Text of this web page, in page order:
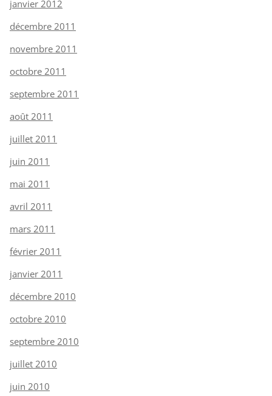
janvier 2012
décembre 2011
novembre 2011
octobre 2011
septembre 2011
août 2011
juillet 2011
juin 2011
mai 2011
avril 2011
mars 2011
février 2011
janvier 2011
décembre 2010
octobre 2010
septembre 2010
juillet 2010
juin 2010